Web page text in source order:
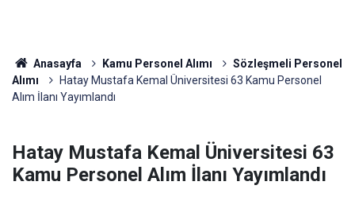
Anasayfa Kamu Personel Alımı
Sözleşmeli Personel
Alımı
Hatay Mustafa Kemal Üniversitesi 63 Kamu Personel
Alım İlanı Yayımlandı
Hatay Mustafa Kemal Üniversitesi 63
Kamu Personel Alım İlanı Yayımlandı